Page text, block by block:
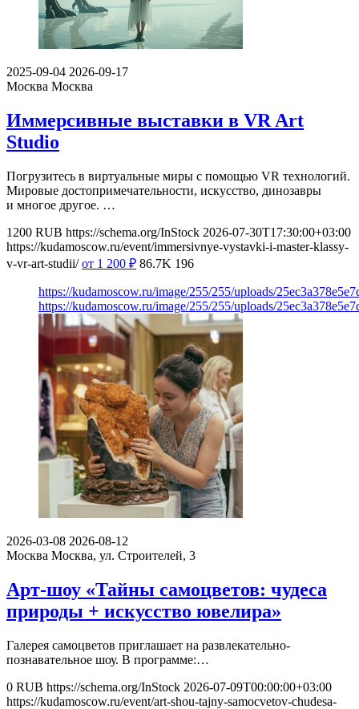
2025-09-04 2026-09-17
Москва Москва
Иммерсивные выставки в VR Art
Studio
Погрузитесь в виртуальные миры с помощью VR технологий.
Мировые достопримечательности, искусство, динозавры
и многое другое. …
1200 RUB https://schema.org/InStock 2026-07-30T17:30:00+03:00
https://kudamoscow.ru/event/immersivnye-vystavki-i-master-klassy-
v-vr-art-studii/ от 1 200 ₽ 86.7K 196
https://kudamoscow.ru/image/255/255/uploads/
https://kudamoscow.ru/image/255/255/uploads/
2026-03-08 2026-08-12
Москва Москва, ул. Строителей, 3
Арт-шоу «Тайны самоцветов: чудеса
природы + искусство ювелира»
Галерея самоцветов приглашает на развлекательно-
познавательное шоу. В программе:…
0 RUB https://schema.org/InStock 2026-07-09T00:00:00+03:00
https://kudamoscow.ru/event/art-shou-tajny-samocvetov-chudesa-